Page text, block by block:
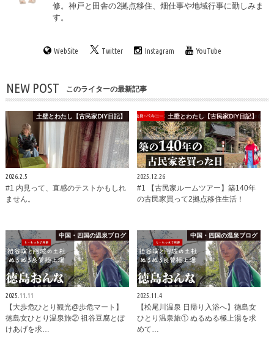
修。神戸と田舎の2拠点移住、畑仕事や地域行事に勤しみま
す。
WebSite Twitter Instagram YouTube
NEW POST このライターの最新記事
土壁とわたし【古民家DIY日記】
2026.2.5
#1 内見って、直感のテストかもしれ
ません。
土壁とわたし【古民家DIY日記】
2025.12.26
#1 【古民家ルームツアー】築140年
の古民家買って2拠点移住生活！
中国・四国の温泉ブログ
2025.11.11
【大歩危ひとり観光@歩危マート】
徳島女ひとり温泉旅② 祖谷豆腐とぼ
けあげを求…
中国・四国の温泉ブログ
2025.11.4
【松尾川温泉 日帰り入浴へ】徳島女
ひとり温泉旅① ぬるぬる極上湯を求
めて…